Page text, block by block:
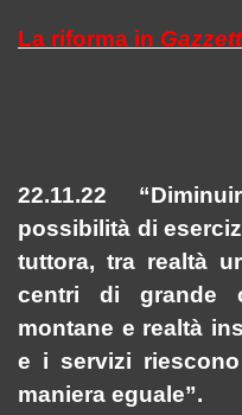
La riforma in
22.11.22
possibilità di
tuttora, tra realtà
centri di grande
montane e realtà
e i servizi
maniera eguale”.